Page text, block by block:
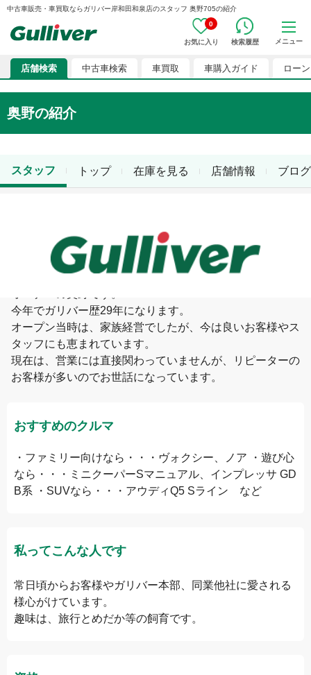
中古車販売・車買取ならガリバー岸和田和泉店のスタッフ 奥野705の紹介
0
お気に入り 検索履歴 メニュー
店舗検索 中古車検索 車買取 車購入ガイド ローン
奥野の紹介
トップ 在庫を見る
スタッフ 店舗情報 ブログ
奥野
今年でガリバー歴29年になります。
オープン当時は、家族経営でしたが、今は良いお客様やス
タッフにも恵まれています。
現在は、営業には直接関わっていませんが、リピーターの
お客様が多いのでお世話になっています。
おすすめのクルマ
・ファミリー向けなら・・・ヴォクシー、ノア ・遊び心
なら・・・ミニクーパーSマニュアル、インプレッサ GD
B系 ・SUVなら・・・アウディQ5 Sライン など
私ってこんな人です
常日頃からお客様やガリバー本部、同業他社に愛される
様心がけています。
趣味は、旅行とめだか等の飼育です。